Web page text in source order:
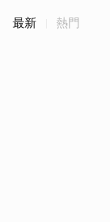
最新 熱門